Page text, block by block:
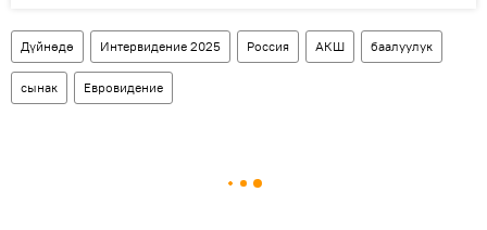
Дүйнөдө Интервидение 2025 Россия АКШ баалуулук
сынак Евровидение